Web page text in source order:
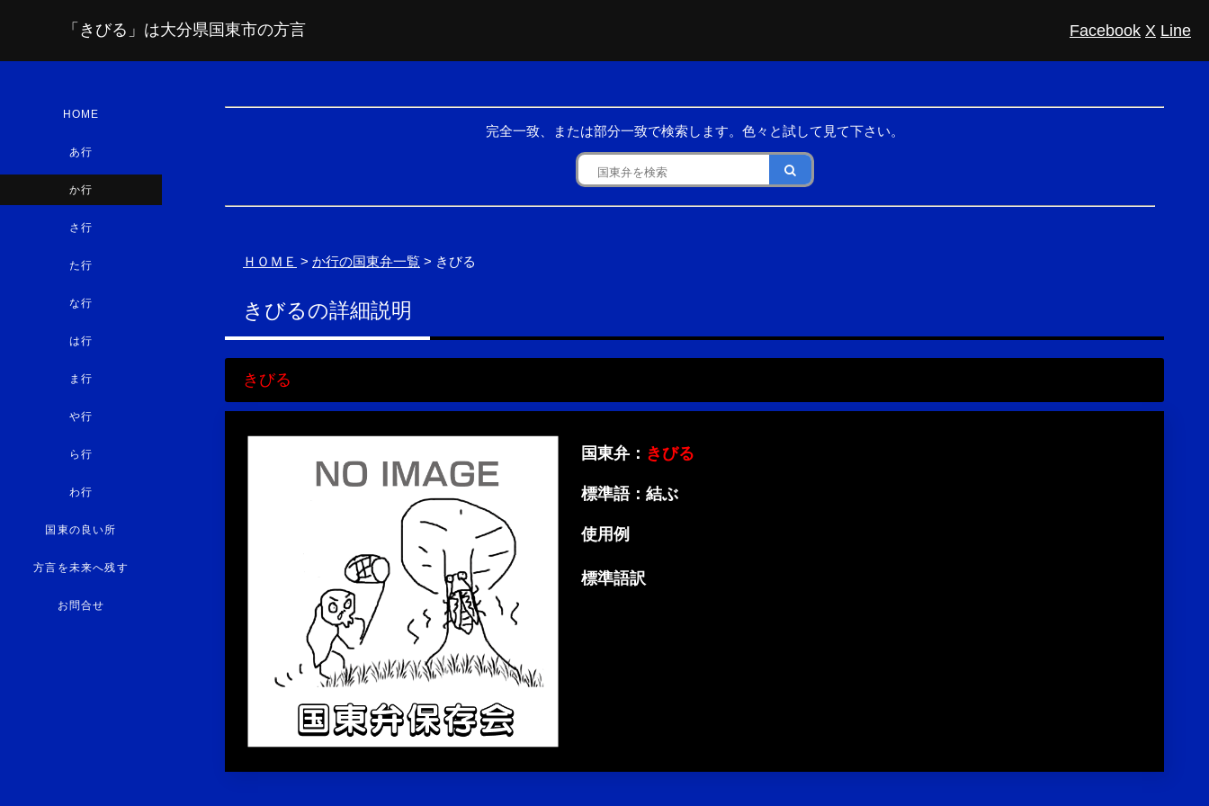
「きびる」は大分県国東市の方言 Facebook X Line
完全一致、または部分一致で検索します。色々と試して見て下さい。
ＨＯＭＥ > か行の国東弁一覧 > きびる
きびるの詳細説明
きびる
国東弁： きびる
標準語：結ぶ
使用例
標準語訳
HOME
あ行
か行
さ行
た行
な行
は行
ま行
や行
ら行
わ行
国東の良い所
方言を未来へ残す
お問合せ